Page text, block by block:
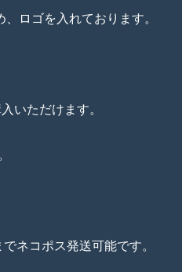
ロゴを入れております。
いただけます。
ネコポス発送可能です。